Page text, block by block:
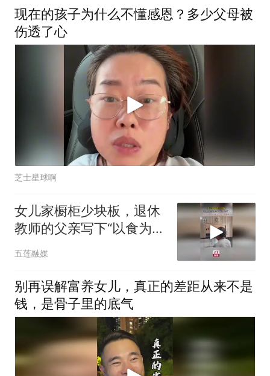
现在的孩子为什么不懂感恩？多少父母被
伤透了心
芝士星球啊
女儿家橱柜少块板，退休
教师的父亲写下“以食为
天”，写尽了人间烟火与生
五莲融媒
别再误解富养女儿，真正的差距从来不是
钱，是骨子里的底气